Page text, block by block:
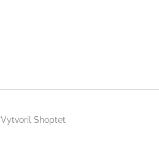
Vytvoril Shoptet